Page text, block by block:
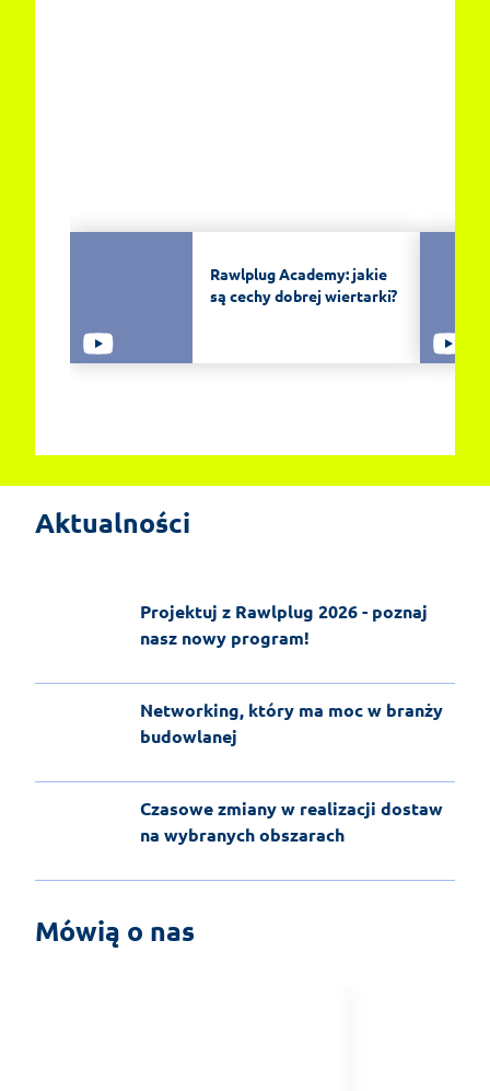
Rawlplug Academy: jakie
są cechy dobrej wiertarki?
Aktualności
EasyFix 5 – dwadzieścia lat
doświadczenia i największe zmiany w
Projektuj z Rawlplug 2026 - poznaj
nasz nowy program!
Networking, który ma moc w branży
budowlanej
Czasowe zmiany w realizacji dostaw
na wybranych obszarach
Mówią o nas